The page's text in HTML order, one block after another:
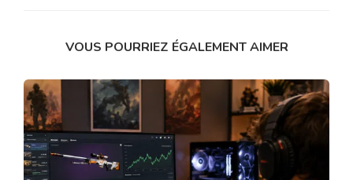
VOUS POURRIEZ ÉGALEMENT AIMER